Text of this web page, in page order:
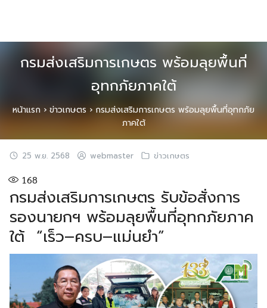
กรมส่งเสริมการเกษตร พร้อมลุยพื้นที่
อุทกภัยภาคใต้
หน้าแรก › ข่าวเกษตร › กรมส่งเสริมการเกษตร พร้อมลุยพื้นที่อุทกภัย
ภาคใต้
25 พ.ย. 2568 webmaster ข่าวเกษตร
168
กรมส่งเสริมการเกษตร รับข้อสั่งการ
รองนายกฯ พร้อมลุยพื้นที่อุทกภัยภาค
ใต้ “เร็ว–ครบ–แม่นยำ”